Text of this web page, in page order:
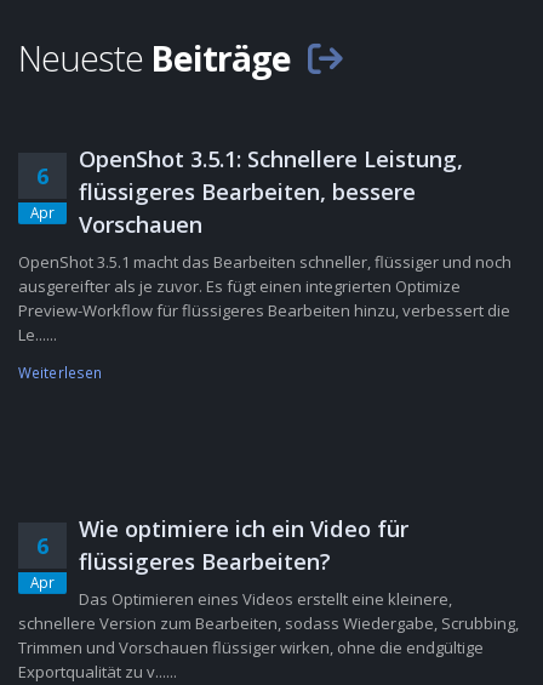
Neueste Beiträge
6
Apr
OpenShot 3.5.1: Schnellere Leistung,
flüssigeres Bearbeiten, bessere
Vorschauen
OpenShot 3.5.1 macht das Bearbeiten schneller, flüssiger und noch
ausgereifter als je zuvor. Es fügt einen integrierten Optimize
Preview-Workflow für flüssigeres Bearbeiten hinzu, verbessert die
Le......
Weiterlesen
6
Apr
Wie optimiere ich ein Video für
flüssigeres Bearbeiten?
Das Optimieren eines Videos erstellt eine kleinere,
schnellere Version zum Bearbeiten, sodass Wiedergabe, Scrubbing,
Trimmen und Vorschauen flüssiger wirken, ohne die endgültige
Exportqualität zu v......